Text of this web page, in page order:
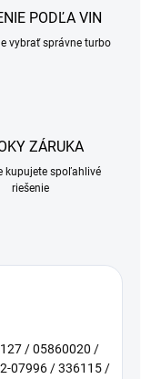
PODĽA VIN
vybrať správne turbo
ZÁRUKA
kupujete spoľahlivé
riešenie
/ 05860020 /
07996 / 336115 /